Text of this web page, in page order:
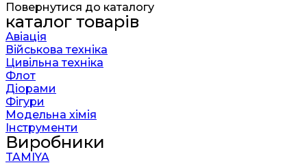
Повернутися до каталогу
каталог товарів
Авіація
Військова техніка
Цивільна техніка
Флот
Діорами
Фігури
Модельна хімія
Інструменти
Виробники
TAMIYA